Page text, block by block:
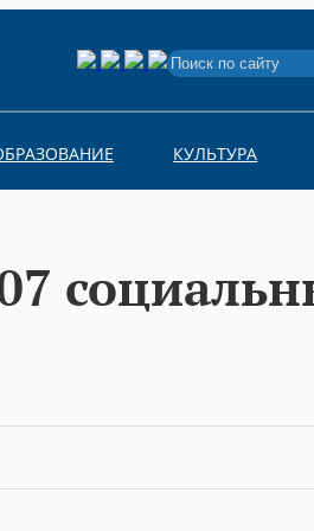
Search
for:
КУЛЬТУРА